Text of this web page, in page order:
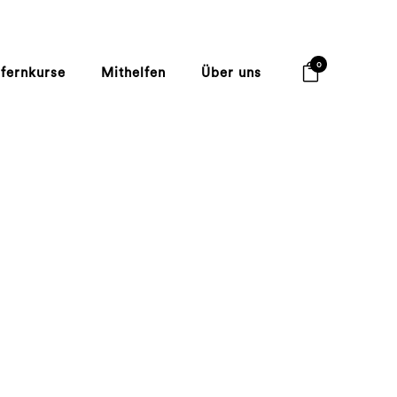
0
Mithelfen Über uns